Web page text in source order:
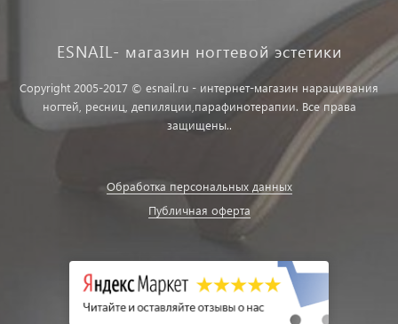
ESNAIL- магазин ногтевой эстетики
Copyright 2005-2017 © esnail.ru - интернет-магазин наращивания
ногтей, ресниц, депиляции,парафинотерапии. Все права
защищены..
Обработка персональных данных
Публичная оферта